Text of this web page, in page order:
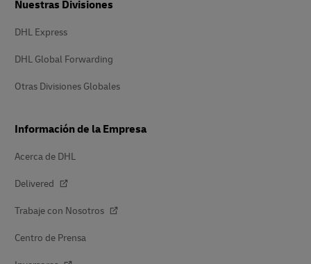
Nuestras Divisiones
DHL Express
DHL Global Forwarding
Otras Divisiones Globales
Información de la Empresa
Acerca de DHL
Delivered
Trabaje con Nosotros
Centro de Prensa